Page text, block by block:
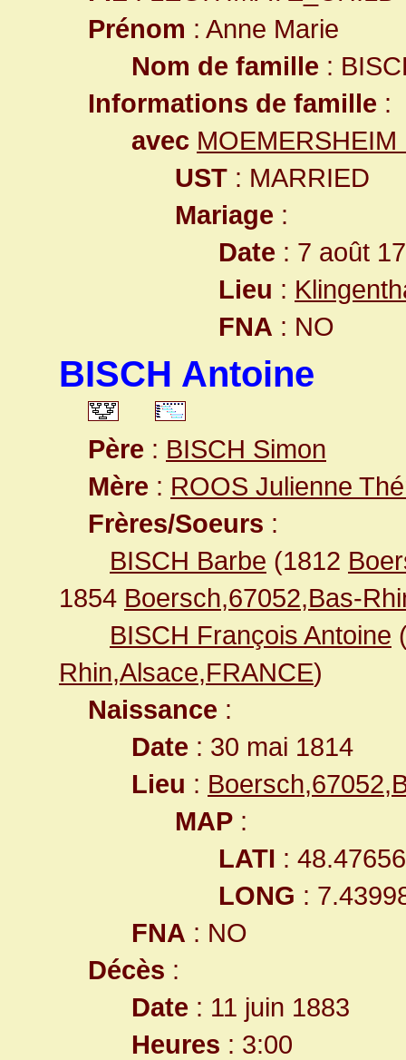
Prénom : Anne Marie
Nom de famille :
Informations de famille :
avec MOEMERSHEIM
UST : MARRIED
Mariage :
Date : 7 août
Lieu :
FNA : NO
BISCH Antoine
Père : BISCH Simon
Mère : ROOS Julienne
Frères/Soeurs :
BISCH Barbe (1812
1854 Boersch,67052,Bas-
BISCH François Antoine
Rhin,Alsace,FRANCE)
Naissance :
Date : 30 mai 1814
Lieu :
MAP :
LATI :
LONG :
FNA : NO
Décès :
Date : 11 juin 1883
Heures : 3:00